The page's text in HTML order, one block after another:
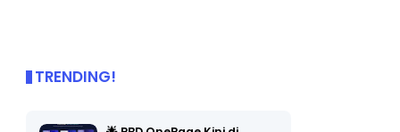
TRENDING!